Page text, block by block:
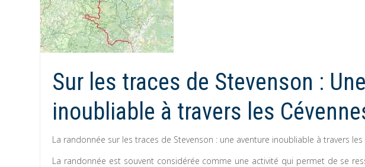
Sur les traces de Stevenson :
inoubliable à travers les
La randonnée sur les traces de Stevenson : une aventure inoubliable à travers les
La randonnée est souvent considérée comme une activité qui permet de se